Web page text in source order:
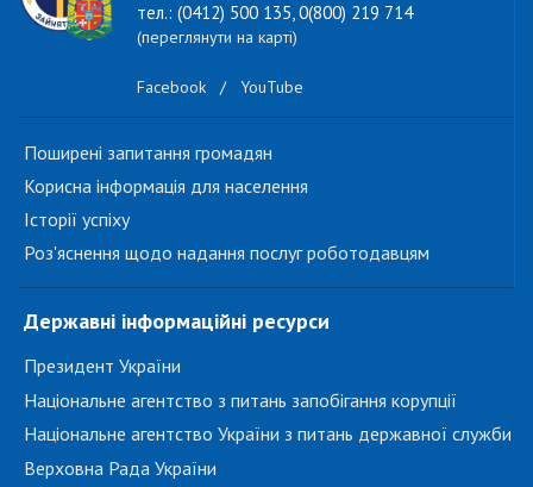
тел.: (0412) 500 135, 0(800) 219 714
(переглянути на карті)
Facebook / YouTube
Поширені запитання громадян
Корисна інформація для населення
Історії успіху
Роз'яснення щодо надання послуг роботодавцям
Державні інформаційні ресурси
Президент України
Національне агентство з питань запобігання корупції
Національне агентство України з питань державної служби
Верховна Рада України